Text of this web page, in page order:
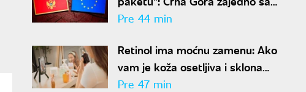
Islandom ulazi u EU?
Pre 44 min
Retinol ima moćnu zamenu: Ako
vam je koža osetljiva i sklona
crvenilu, ovaj sastojak briše
Pre 47 min